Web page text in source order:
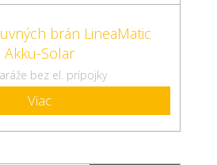
brán LineaMatic
Akku-Solar
bez el. prípojky
Viac